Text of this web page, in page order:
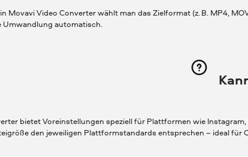
Movavi Video Converter wählt man das Zielformat (z. B. MP4,
Umwandlung automatisch.
bietet Voreinstellungen speziell für Plattformen wie
den jeweiligen Plattformstandards entsprechen – ideal für